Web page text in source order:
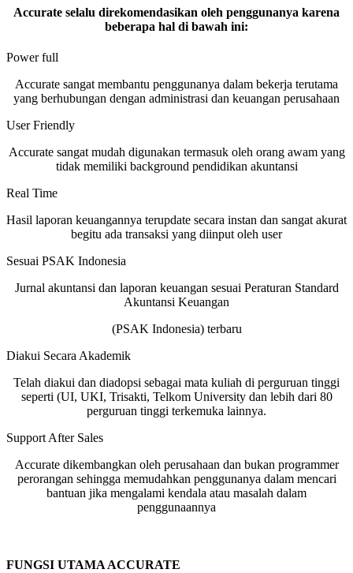
Accurate selalu direkomendasikan oleh penggunanya karena
beberapa hal di bawah ini:
Power full
Accurate sangat membantu penggunanya dalam bekerja terutama
yang berhubungan dengan administrasi dan keuangan perusahaan
User Friendly
Accurate sangat mudah digunakan termasuk oleh orang awam yang
tidak memiliki background pendidikan akuntansi
Real Time
Hasil laporan keuangannya terupdate secara instan dan sangat akurat
begitu ada transaksi yang diinput oleh user
Sesuai PSAK Indonesia
Jurnal akuntansi dan laporan keuangan sesuai Peraturan Standard
Akuntansi Keuangan
(PSAK Indonesia) terbaru
Diakui Secara Akademik
Telah diakui dan diadopsi sebagai mata kuliah di perguruan tinggi
seperti (UI, UKI, Trisakti, Telkom University dan lebih dari 80
perguruan tinggi terkemuka lainnya.
Support After Sales
Accurate dikembangkan oleh perusahaan dan bukan programmer
perorangan sehingga memudahkan penggunanya dalam mencari
bantuan jika mengalami kendala atau masalah dalam
penggunaannya
FUNGSI UTAMA ACCURATE